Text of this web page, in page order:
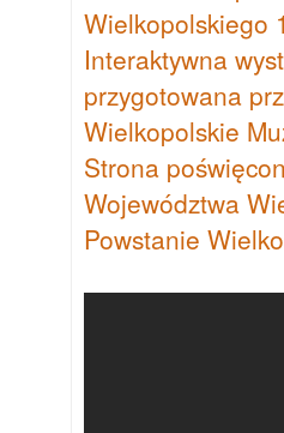
Wielkopolskiego
Interaktywna
przygotowana
Wielkopolskie
Strona
Województwa
Powstanie